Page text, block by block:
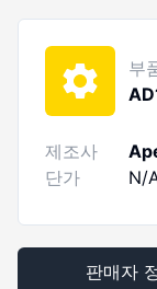
부
제조사
단가
N/
판매자